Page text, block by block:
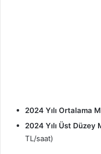
2024 Yılı Ortalama
2024 Yılı Üst Düzey
TL/saat)